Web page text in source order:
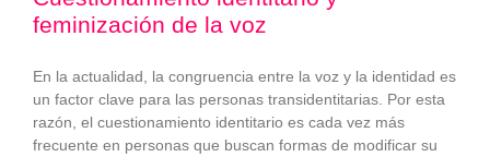
feminización de la voz
En la actualidad, la congruencia entre la voz y la identidad es
un factor clave para las personas transidentitarias. Por esta
razón, el cuestionamiento identitario es cada vez más
frecuente en personas que buscan formas de modificar su